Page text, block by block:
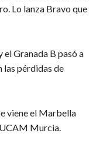
Lo lanza Bravo que
Granada B pasó a
las pérdidas de
viene el Marbella
Murcia.